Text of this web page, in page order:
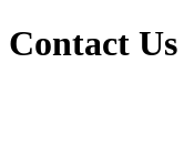
Contact Us